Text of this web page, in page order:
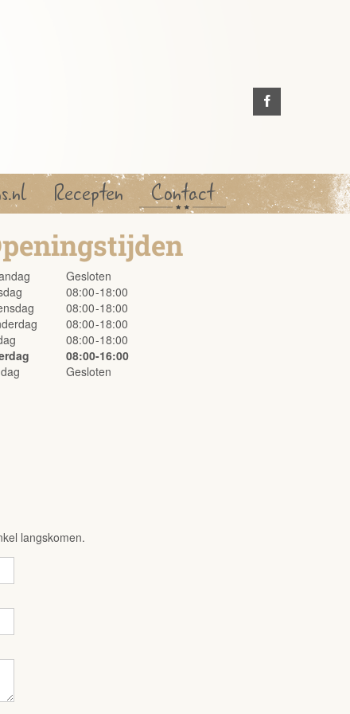
Recepten Contact
Gesloten
08:00-18:00
08:00-18:00
08:00-18:00
08:00-18:00
08:00-16:00
Gesloten
langskomen.